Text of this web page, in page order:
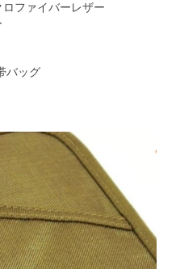
ファイバーレザー
バッグ